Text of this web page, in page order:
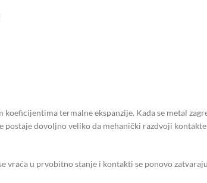
termalne ekspanzije. Kada se metal
postaje dovoljno veliko da mehanički razdvoji
u prvobitno stanje i kontakti se ponovo